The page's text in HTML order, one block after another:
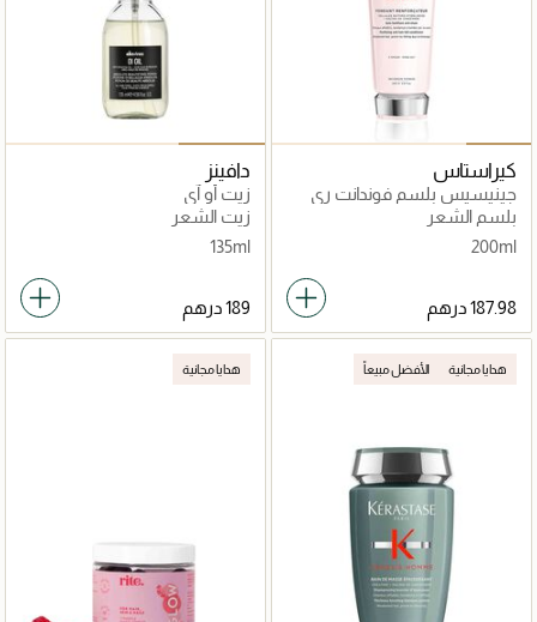
كيراستاس
جينيسيس بلسم فوندانت ري
إنفورستور 200مل
بلسم الشعر
200ml
دافينز
زيت أو آي
زيت الشعر
135ml
هدايا مجانية الأفضل مبيعاً هدايا مجانية